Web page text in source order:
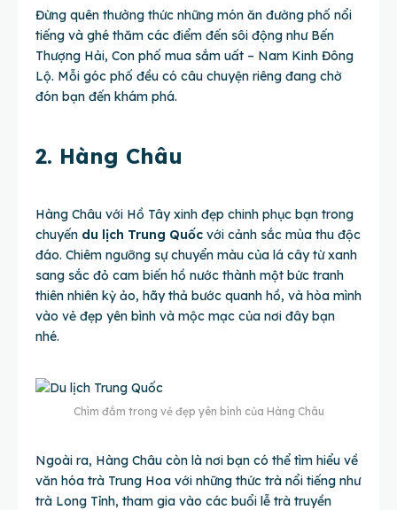
Đừng quên thưởng thức những món ăn đường phố nổi
tiếng và ghé thăm các điểm đến sôi động như Bến
Thượng Hải, Con phố mua sắm uất – Nam Kinh Đông
Lộ. Mỗi góc phố đều có câu chuyện riêng đang chờ
đón bạn đến khám phá.
2. Hàng Châu
Hàng Châu với Hồ Tây xinh đẹp chinh phục bạn trong
chuyến du lịch Trung Quốc với cảnh sắc mùa thu độc
đáo. Chiêm ngưỡng sự chuyển màu của lá cây từ xanh
sang sắc đỏ cam biến hồ nước thành một bức tranh
thiên nhiên kỳ ảo, hãy thả bước quanh hồ, và hòa mình
vào vẻ đẹp yên bình và mộc mạc của nơi đây bạn
nhé.
Chìm đắm trong vẻ đẹp yên bình của Hàng Châu
Ngoài ra, Hàng Châu còn là nơi bạn có thể tìm hiểu về
văn hóa trà Trung Hoa với những thức trà nổi tiếng như
trà Long Tỉnh, tham gia vào các buổi lễ trà truyền